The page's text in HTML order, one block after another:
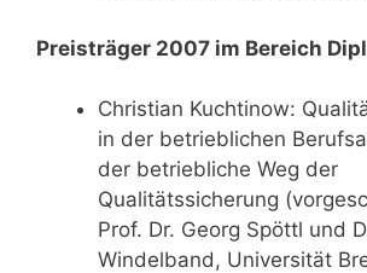
Preisträger 2007 im Bereich
Christian Kuchtinow:
in der betrieblichen
der betriebliche Weg der
Qualitätssicherung
Prof. Dr. Georg Spöttl und
Windelband, Universität